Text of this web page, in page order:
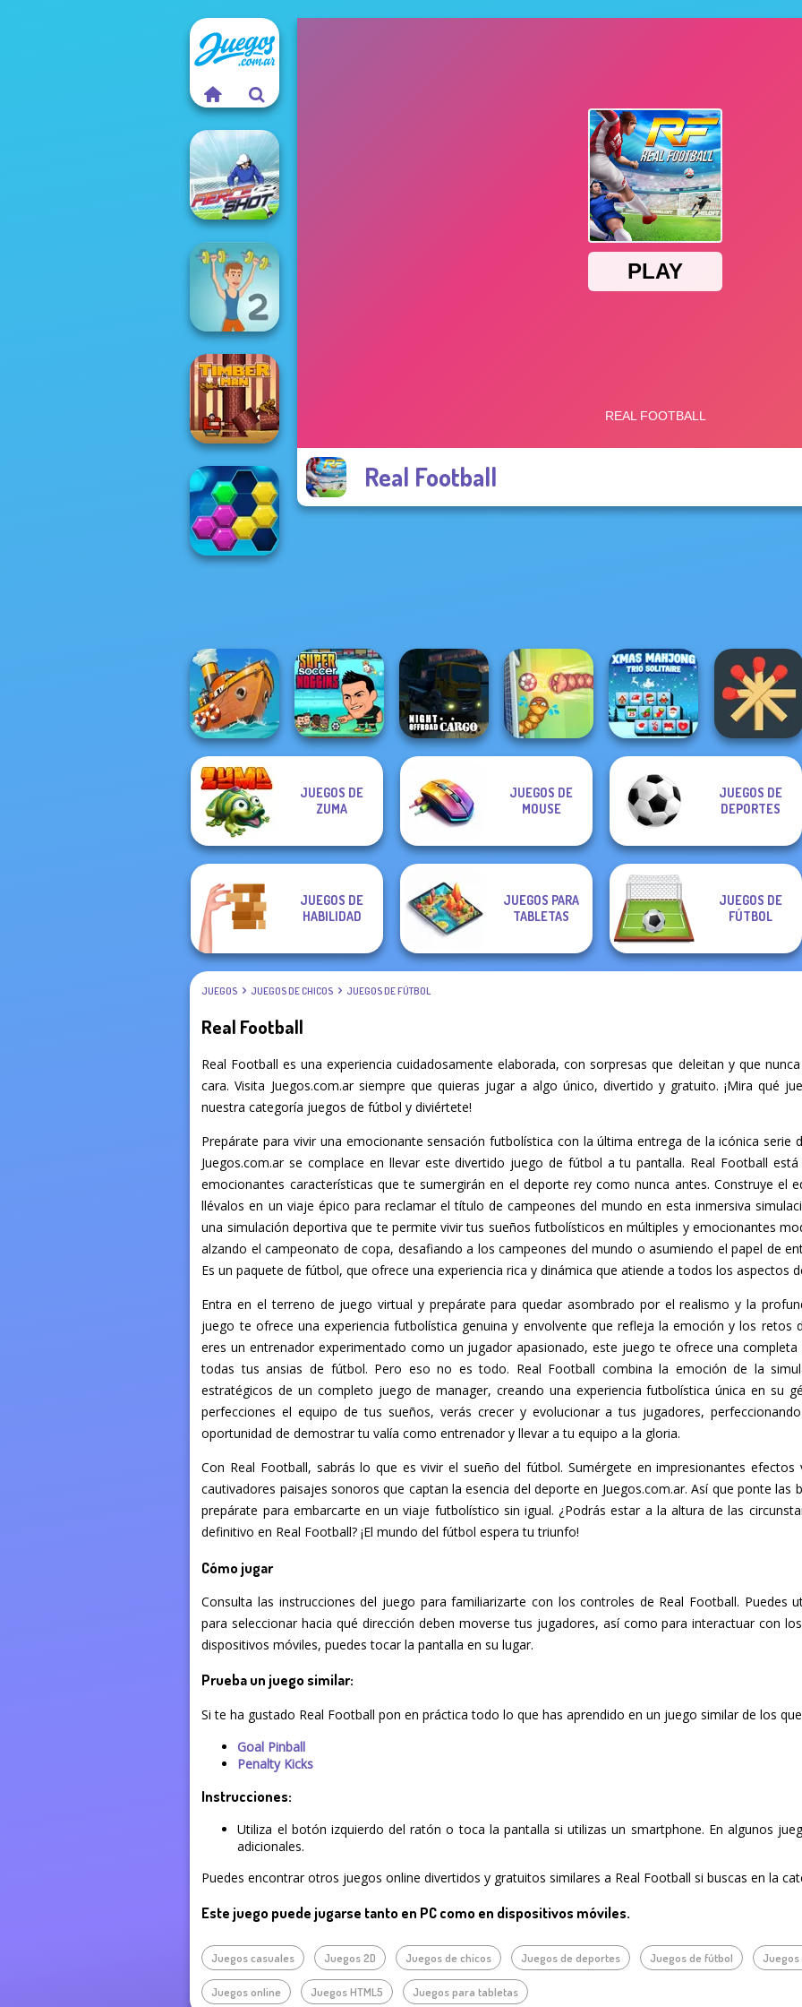
Real Football
Fierce Shot
Muscle Clicker 2
Timberman
Clean the Ocean
Super Soccer
Noggins
Night OffRoad
Cargo
Soccer Snakes
Xmas Mahjong
Trio Solitaire
Matchstick
Puzzles
JUEGOS DE
ZUMA
JUEGOS DE
MOUSE
JUEGOS DE
DEPORTES
JUEGOS DE
HABILIDAD
JUEGOS PARA
TABLETAS
JUEGOS DE
FÚTBOL
JUEGOS JUEGOS DE CHICOS JUEGOS DE FÚTBOL
Real Football
Real Football es una experiencia cuidadosamente elaborada, con sorpresas que deleitan y que
cara. Visita Juegos.com.ar siempre que quieras jugar a algo único, divertido y gratuito. ¡Mira qué
nuestra categoría juegos de fútbol y diviértete!
Prepárate para vivir una emocionante sensación futbolística con la última entrega de la icónica serie
Juegos.com.ar se complace en llevar este divertido juego de fútbol a tu pantalla. Real Football
emocionantes características que te sumergirán en el deporte rey como nunca antes. Construye el
llévalos en un viaje épico para reclamar el título de campeones del mundo en esta inmersiva
una simulación deportiva que te permite vivir tus sueños futbolísticos en múltiples y emocionantes
alzando el campeonato de copa, desafiando a los campeones del mundo o asumiendo el papel de
Es un paquete de fútbol, que ofrece una experiencia rica y dinámica que atiende a todos los aspectos
Entra en el terreno de juego virtual y prepárate para quedar asombrado por el realismo y la
juego te ofrece una experiencia futbolística genuina y envolvente que refleja la emoción y los retos
eres un entrenador experimentado como un jugador apasionado, este juego te ofrece una
todas tus ansias de fútbol. Pero eso no es todo. Real Football combina la emoción de la
estratégicos de un completo juego de manager, creando una experiencia futbolística única en su
perfecciones el equipo de tus sueños, verás crecer y evolucionar a tus jugadores,
oportunidad de demostrar tu valía como entrenador y llevar a tu equipo a la gloria.
Con Real Football, sabrás lo que es vivir el sueño del fútbol. Sumérgete en impresionantes efectos
cautivadores paisajes sonoros que captan la esencia del deporte en Juegos.com.ar. Así que ponte las
prepárate para embarcarte en un viaje futbolístico sin igual. ¿Podrás estar a la altura de las
definitivo en Real Football? ¡El mundo del fútbol espera tu triunfo!
Cómo jugar
Consulta las instrucciones del juego para familiarizarte con los controles de Real Football. Puedes
para seleccionar hacia qué dirección deben moverse tus jugadores, así como para interactuar con
dispositivos móviles, puedes tocar la pantalla en su lugar.
Prueba un juego similar:
Si te ha gustado Real Football pon en práctica todo lo que has aprendido en un juego similar de los
Goal Pinball
Penalty Kicks
Instrucciones:
Utiliza el botón izquierdo del ratón o toca la pantalla si utilizas un smartphone. En algunos
adicionales.
Puedes encontrar otros juegos online divertidos y gratuitos similares a Real Football si buscas en la
Este juego puede jugarse tanto en PC como en dispositivos móviles.
Juegos casuales Juegos 2D Juegos de chicos Juegos de deportes Juegos de fútbol
Juegos online Juegos HTML5 Juegos para tabletas